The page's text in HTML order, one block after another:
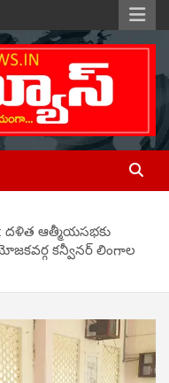
దళిత ఆత్మీయసభకు
కన్వీనర్ లింగాల